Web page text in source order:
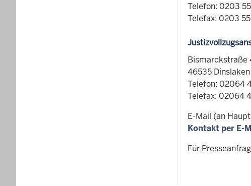
Telefon: 0203
Telefax: 0203
Bismarckstraße
46535 Dinslaken
Telefon: 02064
Telefax: 02064
E-Mail (an
Kontakt per E-
Für